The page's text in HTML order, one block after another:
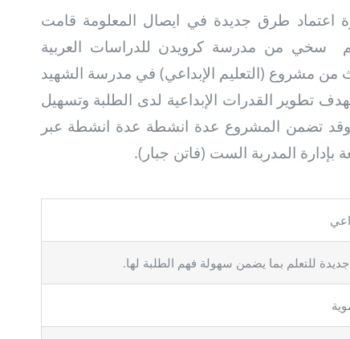
اعتماد طرق جديدة في ايصال المعلومة قامت
سخي من مدرسة كرويدن للدراسات العربية
من مشروع (التعليم الإبداعي) في مدرسة الشهيد
بهدف تطوير القدرات الإبداعية لدى الطلبة وتسهيل
وقد تضمن المشروع عدة انشطة عدة انشطة عبر
بإدارة المدربة الست (فاتن جبار).
للتعلم بما يضمن سهولة فهم الطلبة لها.